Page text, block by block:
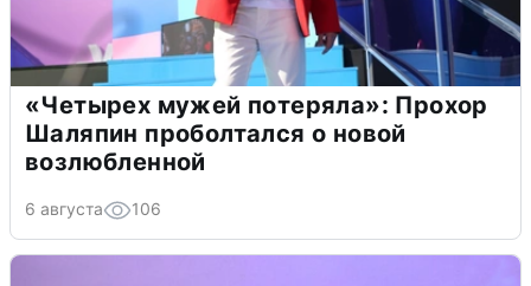
«Четырех мужей потеряла»: Прохор
Шаляпин проболтался о новой
возлюбленной
6 августа 106